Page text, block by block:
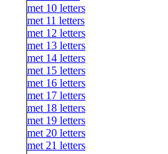
met 10 letters
met 11 letters
met 12 letters
met 13 letters
met 14 letters
met 15 letters
met 16 letters
met 17 letters
met 18 letters
met 19 letters
met 20 letters
met 21 letters